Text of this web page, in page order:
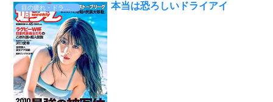
本当は恐ろしいドライアイ